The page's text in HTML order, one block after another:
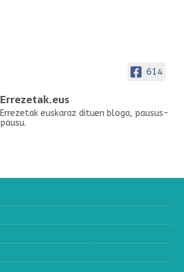
614
Errezetak.eus
Errezetak euskaraz dituen bloga, pausus-
pausu.